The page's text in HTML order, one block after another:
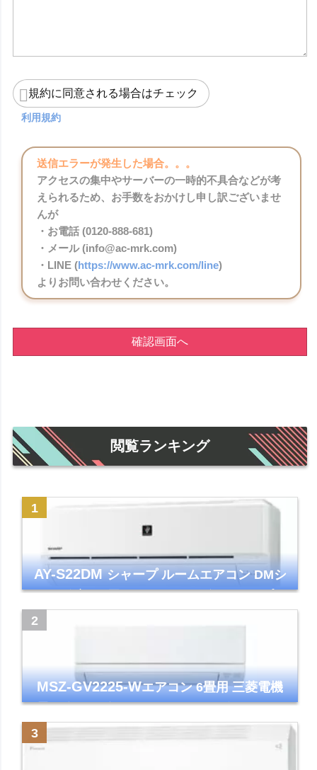
規約に同意される場合はチェック
利用規約
送信エラーが発生した場合。。。
アクセスの集中やサーバーの一時的不具合などが考
えられるため、お手数をおかけし申し訳ございませ
んが
・お電話 (0120-888-681)
・メール (info@ac-mrk.com)
・LINE (https://www.ac-mrk.com/line)
よりお問い合わせください。
確認画面へ
閲覧ランキング
AY-S22DMシャープ ルームエアコン DMシ
リーズ 主に6畳 ホワイト 2024年モデル プラ
MSZ-GV2225-Wエアコン 6畳用 三菱電機
霧ヶ峰 2025年モデル GVシリーズ ピュアホ
ワイト 清潔 除湿 単相100V